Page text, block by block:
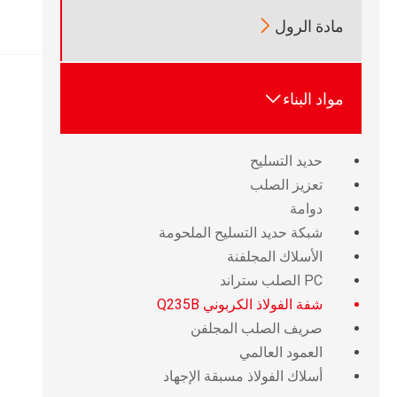
مادة الرول 
مواد البناء
حديد التسليح
تعزيز الصلب
دوامة
شبكة حديد التسليح الملحومة
الأسلاك المجلفنة
PC الصلب ستراند
شفة الفولاذ الكربوني Q235B
صريف الصلب المجلفن
العمود العالمي
أسلاك الفولاذ مسبقة الإجهاد